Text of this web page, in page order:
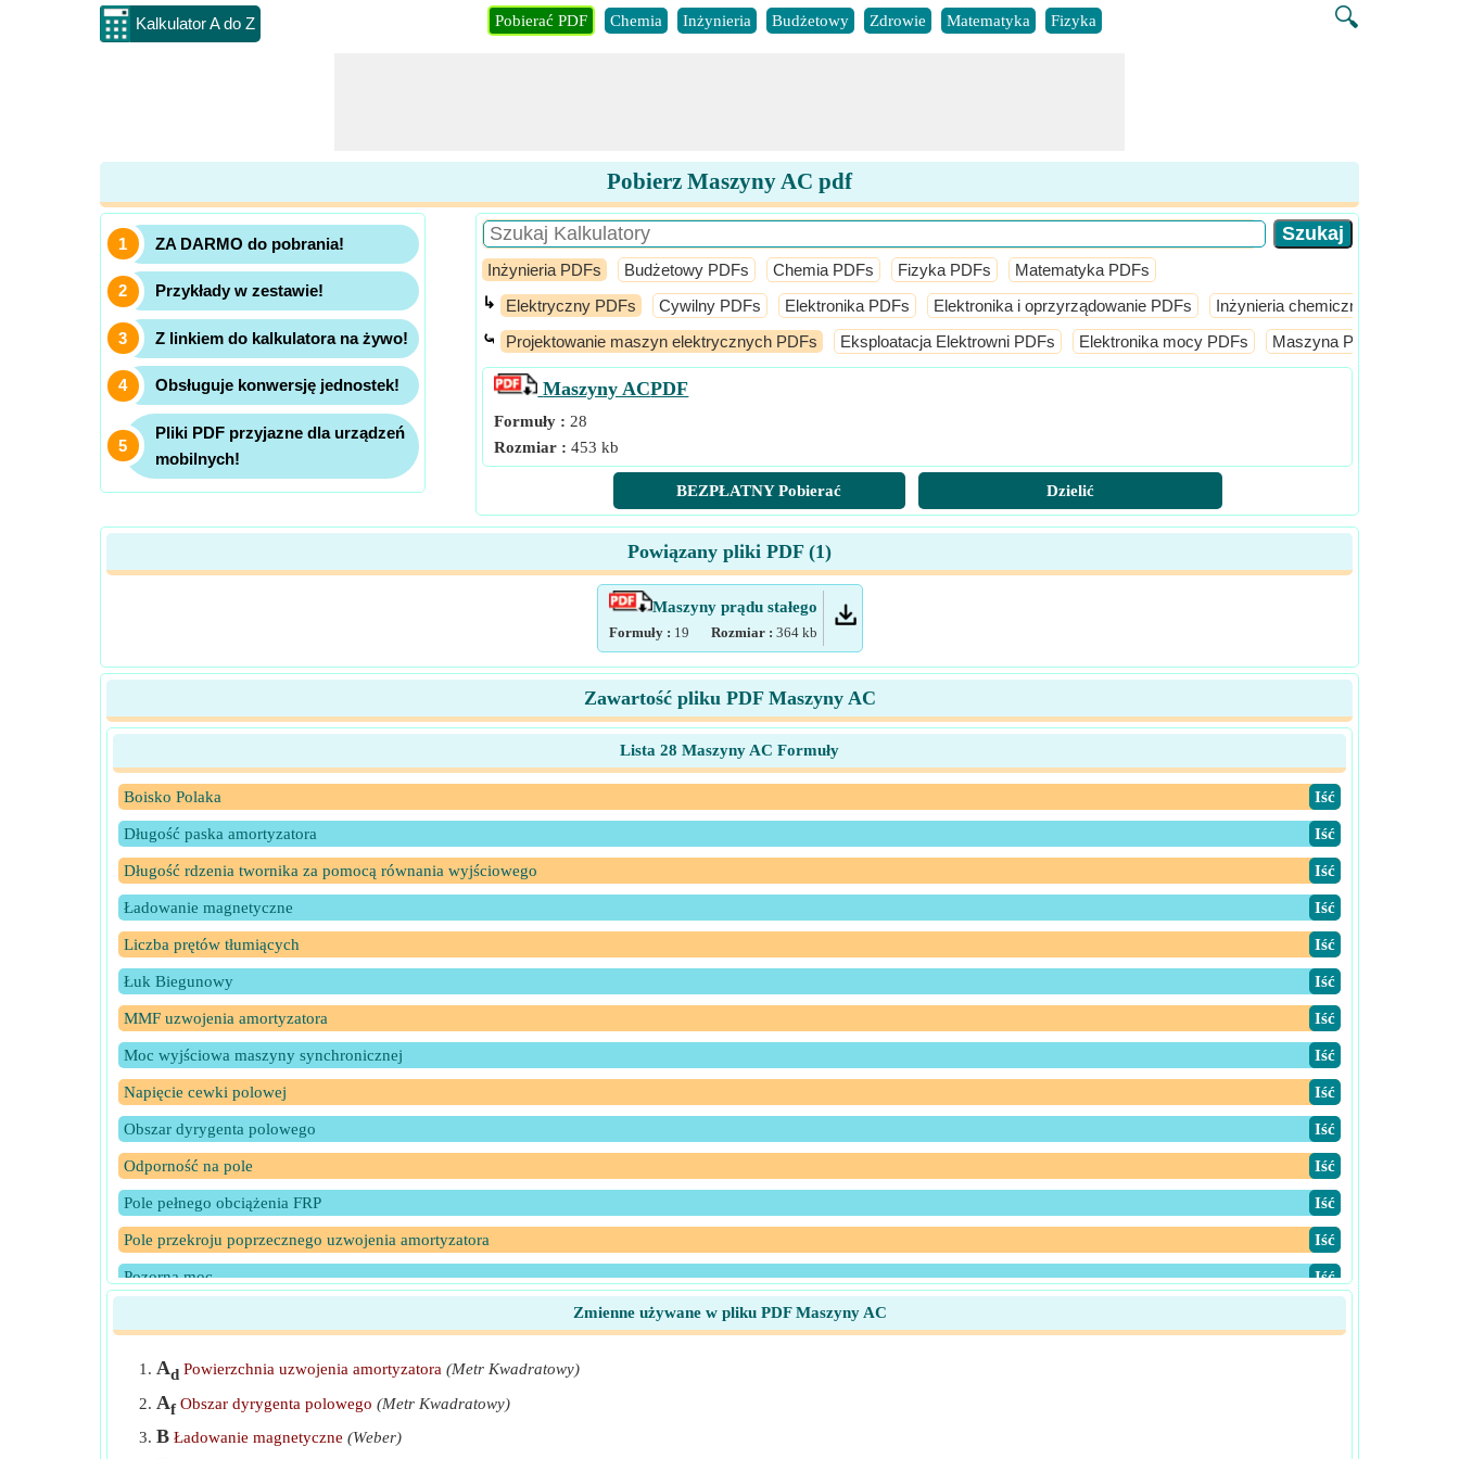
Kalkulator A do Z 🔍
Pobierać PDF Chemia Inżynieria Budżetowy Zdrowie Matematyka Fizyka
Pobierz Maszyny AC pdf
ZA DARMO do pobrania!
Przykłady w zestawie!
Z linkiem do kalkulatora na żywo!
Obsługuje konwersję jednostek!
Pliki PDF przyjazne dla urządzeń
mobilnych!
Inżynieria PDFs Budżetowy PDFs Chemia PDFs Fizyka PDFs Matematyka PDFs
↳ Elektryczny PDFs Cywilny PDFs Elektronika PDFs Elektronika i oprzyrządowanie PDFs Inżynieria chemiczna PDFs
⤿ Projektowanie maszyn elektrycznych PDFs Eksploatacja Elektrowni PDFs Elektronika mocy PDFs Maszyna PDFs
Maszyny ACPDF
Formuły : 28
Rozmiar :453 kb
BEZPŁATNY Pobierać Dzielić
Powiązany pliki PDF (1)
Maszyny prądu stałego
Formuły : 19 Rozmiar : 364 kb
Zawartość pliku PDF Maszyny AC
Lista 28 Maszyny AC Formuły
Boisko Polaka ​Iść
Długość paska amortyzatora ​Iść
Długość rdzenia twornika za pomocą równania wyjściowego ​Iść
Ładowanie magnetyczne ​Iść
Liczba prętów tłumiących ​Iść
Łuk Biegunowy ​Iść
MMF uzwojenia amortyzatora ​Iść
Moc wyjściowa maszyny synchronicznej ​Iść
Napięcie cewki polowej ​Iść
Obszar dyrygenta polowego ​Iść
Odporność na pole ​Iść
Pole pełnego obciążenia FRP ​Iść
Pole przekroju poprzecznego uzwojenia amortyzatora ​Iść
Pozorna moc ​Iść
Zmienne używane w pliku PDF Maszyny AC
Ad Powierzchnia uzwojenia amortyzatora (Metr Kwadratowy)
Af Obszar dyrygenta polowego (Metr Kwadratowy)
B Ładowanie magnetyczne (Weber)